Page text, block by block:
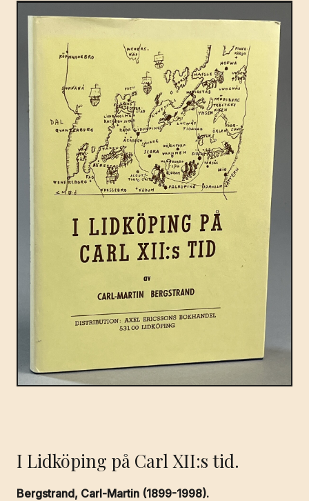
I Lidköping på Carl XII:s tid.
Bergstrand, Carl-Martin (1899-1998).